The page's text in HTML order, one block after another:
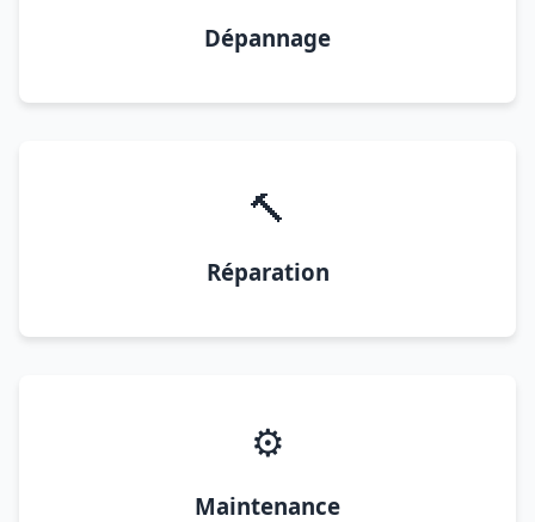
Dépannage
🔨
Réparation
⚙️
Maintenance